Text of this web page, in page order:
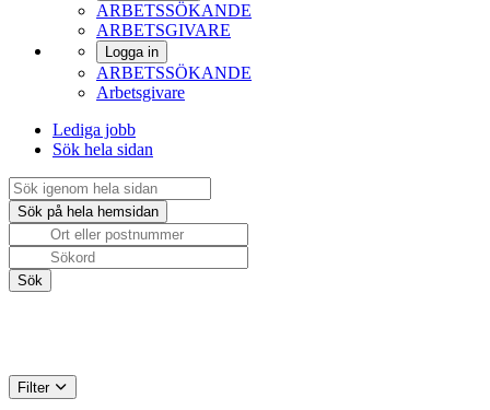
ARBETSSÖKANDE
ARBETSGIVARE
Logga in
ARBETSSÖKANDE
Arbetsgivare
Lediga jobb
Sök hela sidan
Filter